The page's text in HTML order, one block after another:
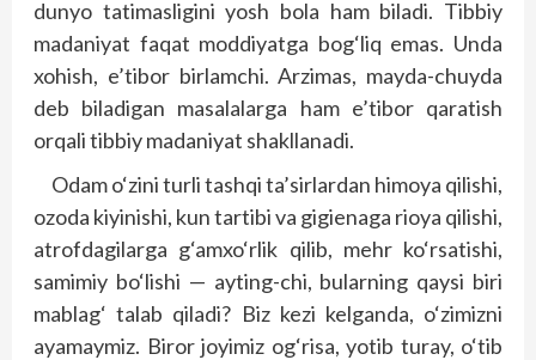
dunyo tatimasligini yosh bola ham biladi. Tibbiy
madaniyat faqat moddiyatga bog‘liq emas. Unda
xohish, e’tibor birlamchi. Arzimas, mayda-chuyda
deb biladigan masalalarga ham e’tibor qaratish
orqali tibbiy madaniyat shakllanadi.
Odam o‘zini turli tashqi ta’sirlardan himoya qilishi,
ozoda kiyinishi, kun tartibi va gigienaga rioya qilishi,
atrofdagilarga g‘amxo‘rlik qilib, mehr ko‘rsatishi,
samimiy bo‘lishi — ayting-chi, bularning qaysi biri
mablag‘ talab qiladi? Biz kezi kelganda, o‘zimizni
ayamaymiz. Biror jo­yimiz og‘risa, yotib turay, o‘tib